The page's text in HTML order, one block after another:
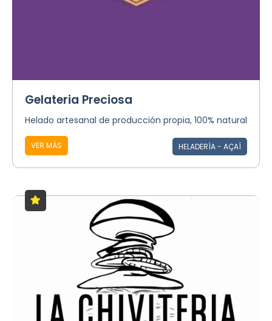
Gelateria Preciosa
Helado artesanal de producción propia, 100% natural
VER MÁS HELADERÍA - AÇAÍ